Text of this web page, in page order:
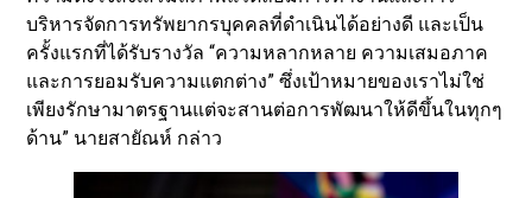
บริหารจัดการทรัพยากรบุคคลที่ดำเนินได้อย่างดี และเป็น
ครั้งแรกที่ได้รับรางวัล “ความหลากหลาย ความเสมอภาค
และการยอมรับความแตกต่าง” ซึ่งเป้าหมายของเราไม่ใช่
เพียงรักษามาตรฐานแต่จะสานต่อการพัฒนาให้ดีขึ้นในทุกๆ
ด้าน” นายสายัณห์ กล่าว